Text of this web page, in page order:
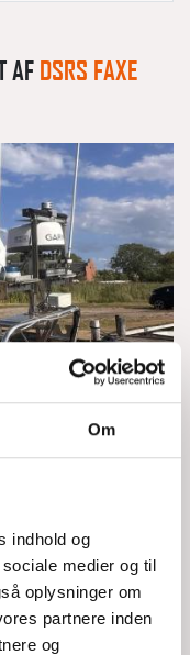
Om
indhold og
medier og til
oplysninger om
partnere inden
og
AF DSRS FAXE
assistance til en
Snart efter afgik
om